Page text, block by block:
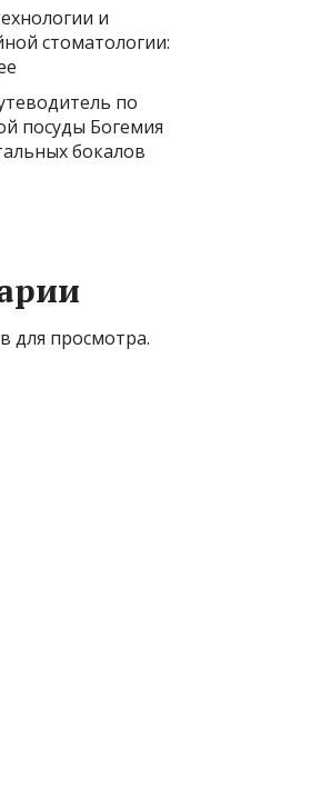
и
стоматологии:
по
посуды Богемия
бокалов
для просмотра.